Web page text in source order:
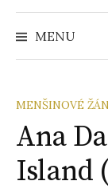
MENU
MENŠINOVÉ
Ana
Island